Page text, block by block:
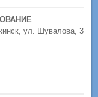
ул. Шувалова, 3